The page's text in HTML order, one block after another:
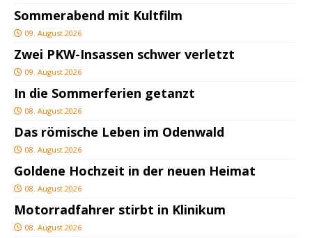
Sommerabend mit Kultfilm
09. August 2026
Zwei PKW-Insassen schwer verletzt
09. August 2026
In die Sommerferien getanzt
08. August 2026
Das römische Leben im Odenwald
08. August 2026
Goldene Hochzeit in der neuen Heimat
08. August 2026
Motorradfahrer stirbt in Klinikum
08. August 2026